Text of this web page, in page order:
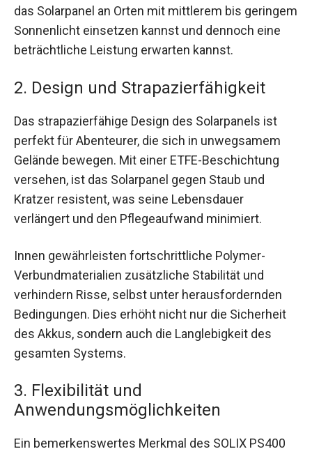
das Solarpanel an Orten mit mittlerem bis geringem
Sonnenlicht einsetzen kannst und dennoch eine
beträchtliche Leistung erwarten kannst.
2. Design und Strapazierfähigkeit
Das strapazierfähige Design des Solarpanels ist
perfekt für Abenteurer, die sich in unwegsamem
Gelände bewegen. Mit einer ETFE-Beschichtung
versehen, ist das Solarpanel gegen Staub und
Kratzer resistent, was seine Lebensdauer
verlängert und den Pflegeaufwand minimiert.
Innen gewährleisten fortschrittliche Polymer-
Verbundmaterialien zusätzliche Stabilität und
verhindern Risse, selbst unter herausfordernden
Bedingungen. Dies erhöht nicht nur die Sicherheit
des Akkus, sondern auch die Langlebigkeit des
gesamten Systems.
3. Flexibilität und
Anwendungsmöglichkeiten
Ein bemerkenswertes Merkmal des SOLIX PS400